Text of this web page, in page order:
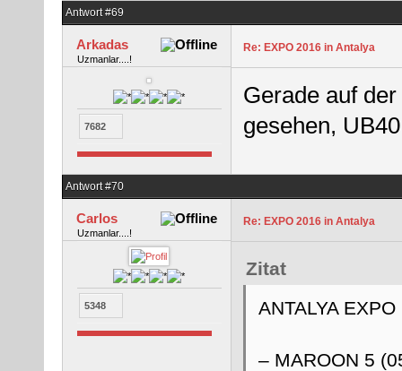
Antwort #69
Arkadas
Uzmanlar....!
7682
Re: EXPO 2016 in Antalya
Gerade auf
gesehen,
Antwort #70
Carlos
Uzmanlar....!
5348
Re: EXPO 2016 in Antalya
Zitat
ANTALYA
– MAROON 5